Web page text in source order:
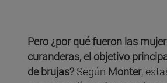
Pero ¿por qué fueron las
curanderas, el objetivo
de brujas? Según Monter,